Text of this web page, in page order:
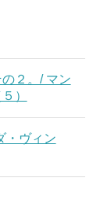
２。/ マン
）
・ヴィン